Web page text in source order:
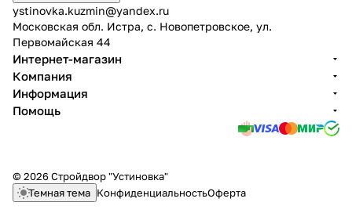
ystinovka.kuzmin@yandex.ru
Московская обл. Истра, с. Новопетровское, ул.
Первомайская 44
Интернет-магазин
Компания
Информация
Помощь
© 2026 Стройдвор "Устиновка"
Темная тема КонфиденциальностьОферта